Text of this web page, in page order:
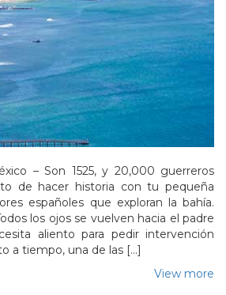
– Son 1525, y 20,000 guerreros
de hacer historia con tu pequeña
españoles que exploran la bahía.
los ojos se vuelven hacia el padre
aliento para pedir intervención
a tiempo, una de las […]
View more